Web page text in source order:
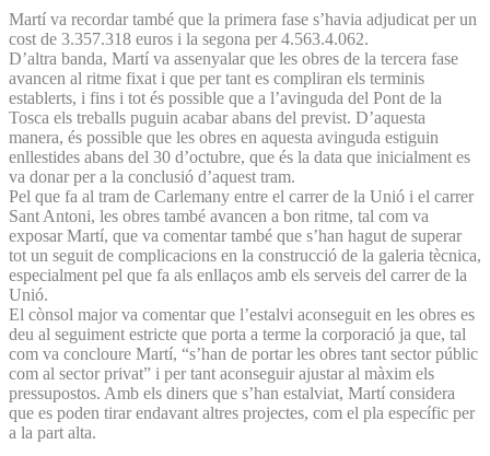
Martí va recordar també que la primera fase s’havia adjudicat per un
cost de 3.357.318 euros i la segona per 4.563.4.062.
D’altra banda, Martí va assenyalar que les obres de la tercera fase
avancen al ritme fixat i que per tant es compliran els terminis
establerts, i fins i tot és possible que a l’avinguda del Pont de la
Tosca els treballs puguin acabar abans del previst. D’aquesta
manera, és possible que les obres en aquesta avinguda estiguin
enllestides abans del 30 d’octubre, que és la data que inicialment es
va donar per a la conclusió d’aquest tram.
Pel que fa al tram de Carlemany entre el carrer de la Unió i el carrer
Sant Antoni, les obres també avancen a bon ritme, tal com va
exposar Martí, que va comentar també que s’han hagut de superar
tot un seguit de complicacions en la construcció de la galeria tècnica,
especialment pel que fa als enllaços amb els serveis del carrer de la
Unió.
El cònsol major va comentar que l’estalvi aconseguit en les obres es
deu al seguiment estricte que porta a terme la corporació ja que, tal
com va concloure Martí, “s’han de portar les obres tant sector públic
com al sector privat” i per tant aconseguir ajustar al màxim els
pressupostos. Amb els diners que s’han estalviat, Martí considera
que es poden tirar endavant altres projectes, com el pla específic per
a la part alta.